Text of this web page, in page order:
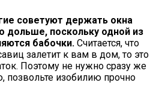
советуют держать окна
поскольку одной из
бабочки. Считается, что
залетит к вам в дом, то это
Поэтому не нужно сразу же
позвольте изобилию прочно